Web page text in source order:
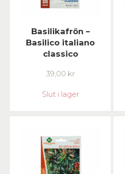
Basilikafrön –
Basilico italiano
classico
39,00 kr
Slut i lager